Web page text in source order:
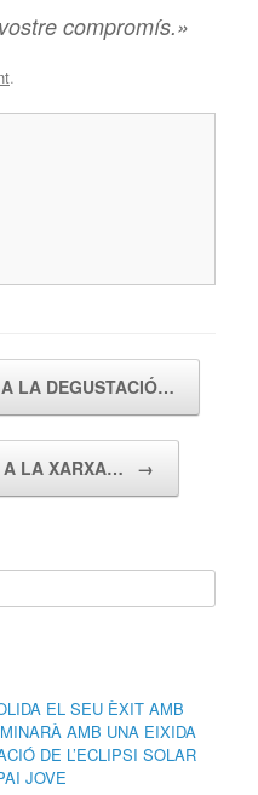
compromís.»
.
LA DEGUSTACIÓ…
A LA XARXA… →
EL SEU ÈXIT AMB
AMB UNA EIXIDA
DE L’ECLIPSI SOLAR
JOVE